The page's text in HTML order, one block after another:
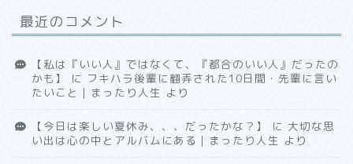
最近のコメント
【私は『いい人』ではなくて、『都合のいい人』だったの
かも】
に フキハラ後輩に翻弄された10日間・先輩に言い
たいこと｜まったり人生 より
【今日は楽しい夏休み、、、だったかな？】 に 大切な思
い出は心の中とアルバムにある｜まったり人生 より